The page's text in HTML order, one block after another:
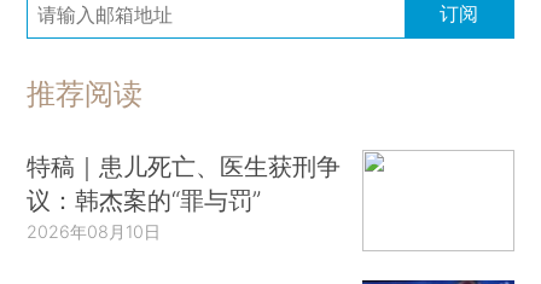
订阅
推荐阅读
特稿｜患儿死亡、医生获刑争
议：韩杰案的“罪与罚”
2026年08月10日